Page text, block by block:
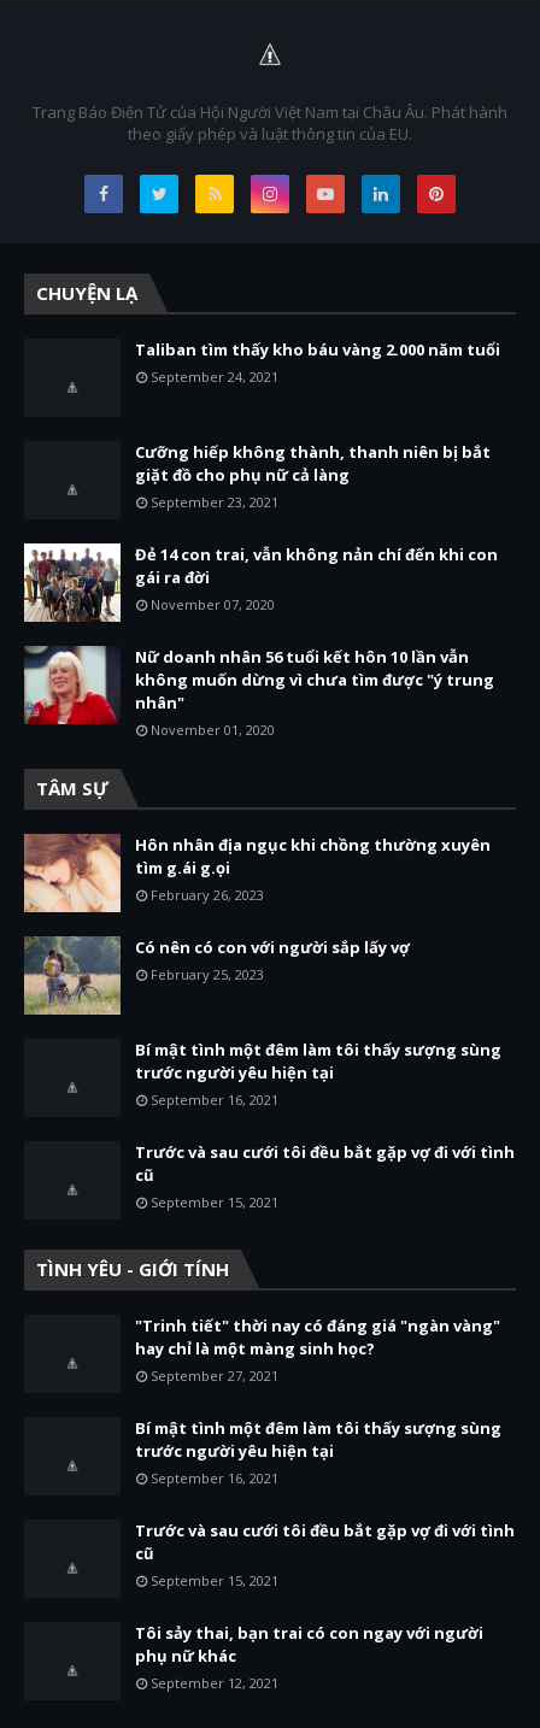
Trang Báo Điện Tử của Hội Người Việt Nam tại Châu Âu. Phát hành
theo giấy phép và luật thông tin của EU.
CHUYỆN LẠ
Taliban tìm thấy kho báu vàng 2.000 năm tuổi
September 24, 2021
Cưỡng hiếp không thành, thanh niên bị bắt
giặt đồ cho phụ nữ cả làng
September 23, 2021
Đẻ 14 con trai, vẫn không nản chí đến khi con
gái ra đời
November 07, 2020
Nữ doanh nhân 56 tuổi kết hôn 10 lần vẫn
không muốn dừng vì chưa tìm được "ý trung
nhân"
November 01, 2020
TÂM SỰ
Hôn nhân địa ngục khi chồng thường xuyên
tìm g.ái g.ọi
February 26, 2023
Có nên có con với người sắp lấy vợ
February 25, 2023
Bí mật tình một đêm làm tôi thấy sượng sùng
trước người yêu hiện tại
September 16, 2021
Trước và sau cưới tôi đều bắt gặp vợ đi với tình
cũ
September 15, 2021
TÌNH YÊU - GIỚI TÍNH
"Trinh tiết" thời nay có đáng giá "ngàn vàng"
hay chỉ là một màng sinh học?
September 27, 2021
Bí mật tình một đêm làm tôi thấy sượng sùng
trước người yêu hiện tại
September 16, 2021
Trước và sau cưới tôi đều bắt gặp vợ đi với tình
cũ
September 15, 2021
Tôi sảy thai, bạn trai có con ngay với người
phụ nữ khác
September 12, 2021